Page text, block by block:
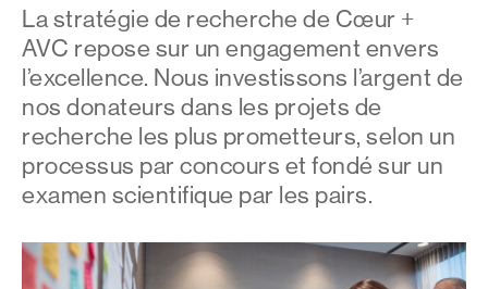
La stratégie de recherche de Cœur +
AVC repose sur un engagement envers
l’excellence. Nous investissons l’argent de
nos donateurs dans les projets de
recherche les plus prometteurs, selon un
processus par concours et fondé sur un
examen scientifique par les pairs.